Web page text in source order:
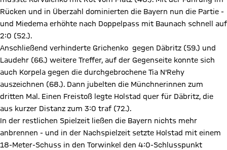
Rücken und in Überzahl dominierten die Bayern nun die Partie -
und Miedema erhöhte nach Doppelpass mit Baunach schnell auf
2:0 (52.).
Anschließend verhinderte Grichenko gegen Däbritz (59.) und
Laudehr (66.) weitere Treffer, auf der Gegenseite konnte sich
auch Korpela gegen die durchgebrochene Tia N'Rehy
auszeichnen (68.). Dann jubelten die Münchnerinnen zum
dritten Mal. Einen Freistoß legte Holstad quer für Däbritz, die
aus kurzer Distanz zum 3:0 traf (72.).
In der restlichen Spielzeit ließen die Bayern nichts mehr
anbrennen - und in der Nachspielzeit setzte Holstad mit einem
18-Meter-Schuss in den Torwinkel den 4:0-Schlusspunkt